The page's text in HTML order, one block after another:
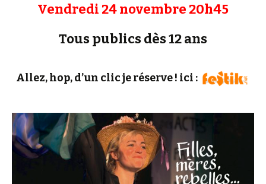
Vendredi 24 novembre 20h45
Tous publics dès 12 ans
Allez, hop, d’un clic je réserve ! ici :